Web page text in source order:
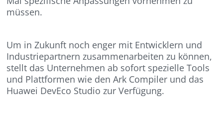
müssen.
Um in Zukunft noch enger mit Entwicklern und
Industriepartnern zusammenarbeiten zu können,
stellt das Unternehmen ab sofort spezielle Tools
und Plattformen wie den Ark Compiler und das
Huawei DevEco Studio zur Verfügung.